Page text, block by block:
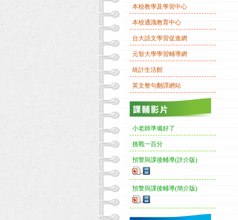
本校教學及學習中心
本校通識教育中心
台大語文學習促進網
元智大學學習輔導網
統計生活館
英文整句翻譯網站
小老師準備好了
挑戰一百分
預警與課後輔導(詳介版)
-
預警與課後輔導(簡介版)
-